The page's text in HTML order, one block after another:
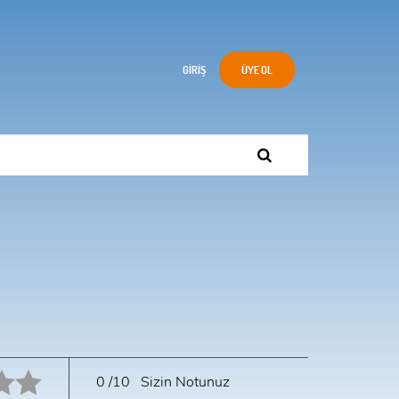
GIRIŞ ÜYE OL
0/10 Sizin Notunuz